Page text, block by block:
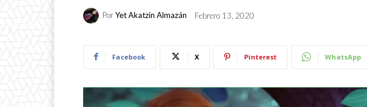
PorYet Akatzin Almazán Febrero 13, 2020
Facebook X Pinterest WhatsApp